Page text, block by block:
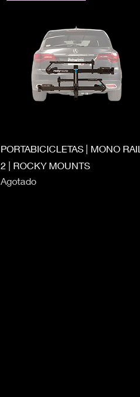
PORTABICICLETAS | MONO RAIL
2 | ROCKY MOUNTS
Agotado